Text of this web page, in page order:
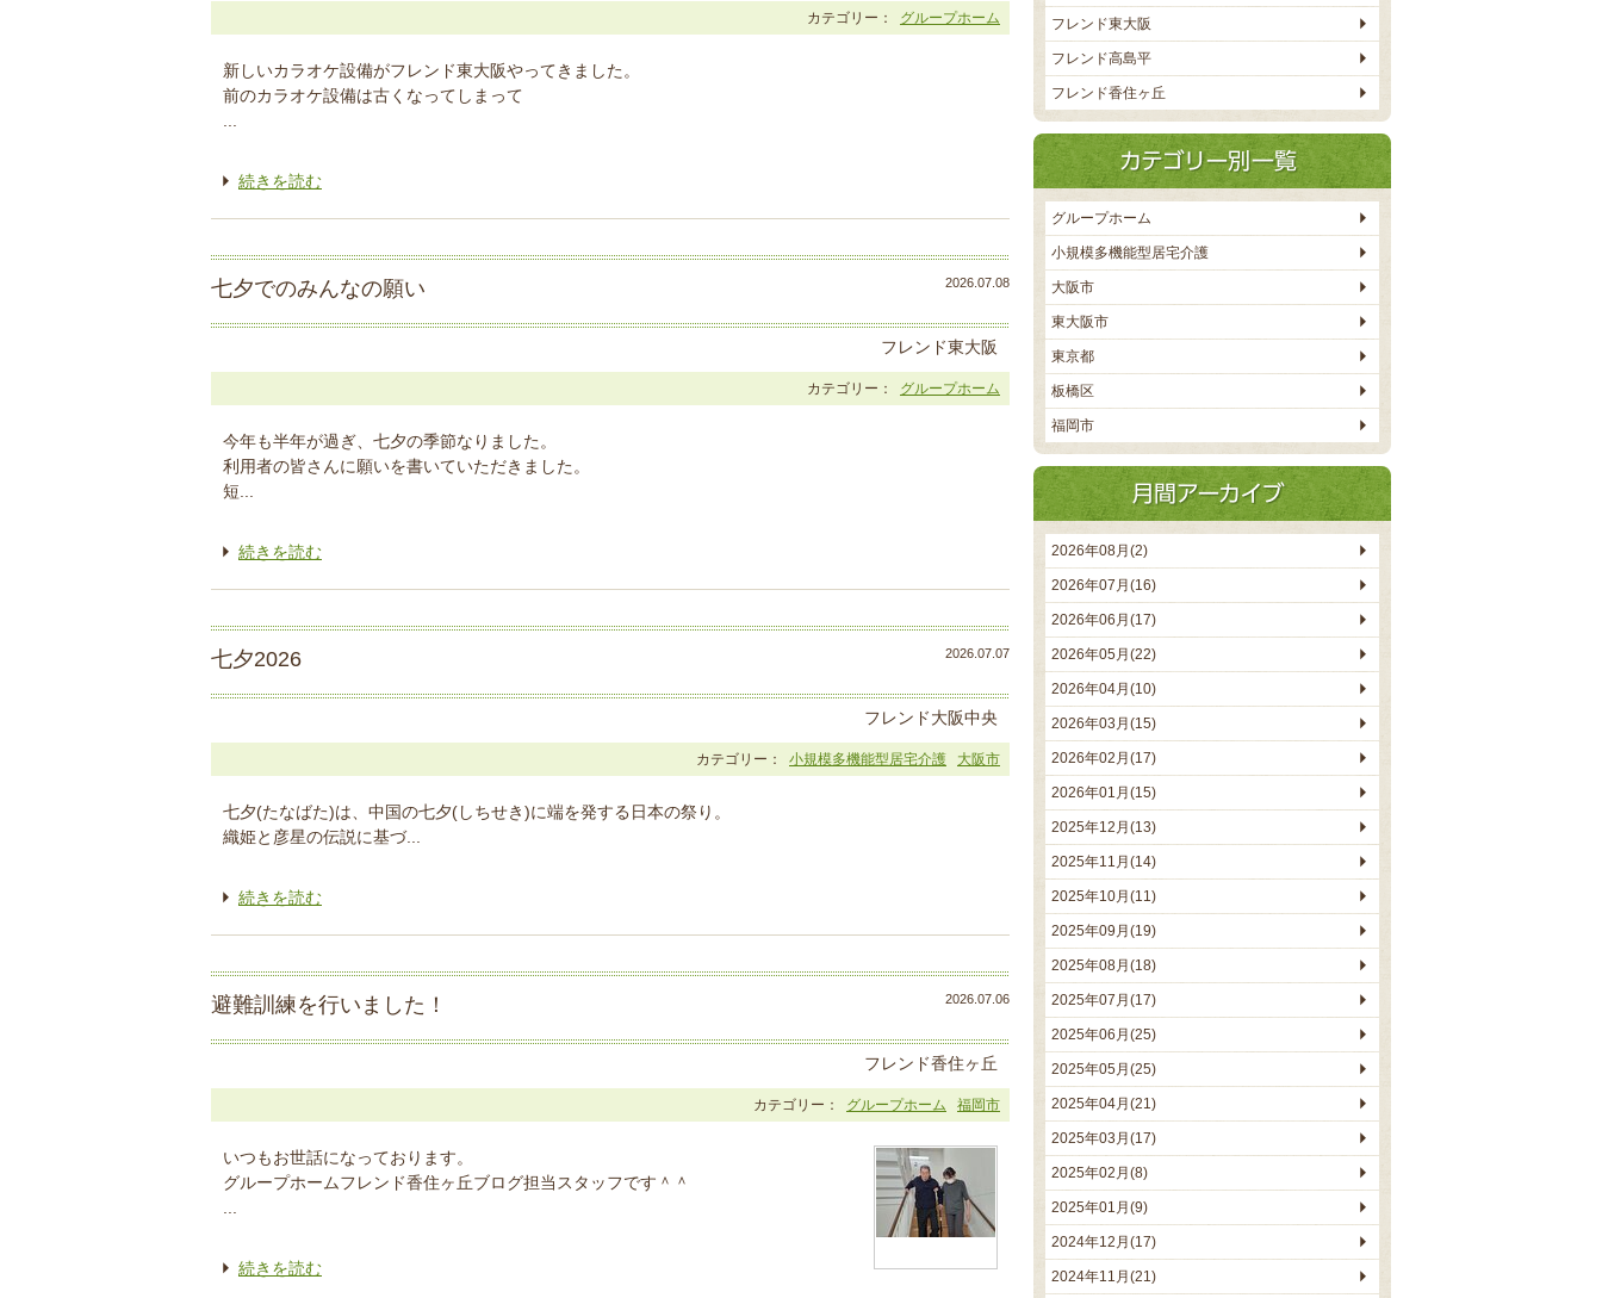
カテゴリー： グループホーム
新しいカラオケ設備がフレンド東大阪やってきました。
前のカラオケ設備は古くなってしまって
続きを読む
2026.07.08
七夕でのみんなの願い
フレンド東大阪
カテゴリー： グループホーム
今年も半年が過ぎ、七夕の季節なりました。
利用者の皆さんに願いを書いていただきました。
短...
続きを読む
2026.07.07
七夕2026
フレンド大阪中央
カテゴリー： 小規模多機能型居宅介護 大阪市
七夕(たなばた)は、中国の七夕(しちせき)に端を発する日本の祭り。
織姫と彦星の伝説に基づ...
続きを読む
2026.07.06
避難訓練を行いました！
フレンド香住ヶ丘
カテゴリー： グループホーム 福岡市
いつもお世話になっております。
グループホームフレンド香住ヶ丘ブログ担当スタッフです＾＾
続きを読む
フレンド東大阪
フレンド高島平
フレンド香住ヶ丘
グループホーム
小規模多機能型居宅介護
大阪市
東大阪市
東京都
板橋区
福岡市
2026年08月(2)
2026年07月(16)
2026年06月(17)
2026年05月(22)
2026年04月(10)
2026年03月(15)
2026年02月(17)
2026年01月(15)
2025年12月(13)
2025年11月(14)
2025年10月(11)
2025年09月(19)
2025年08月(18)
2025年07月(17)
2025年06月(25)
2025年05月(25)
2025年04月(21)
2025年03月(17)
2025年02月(8)
2025年01月(9)
2024年12月(17)
2024年11月(21)